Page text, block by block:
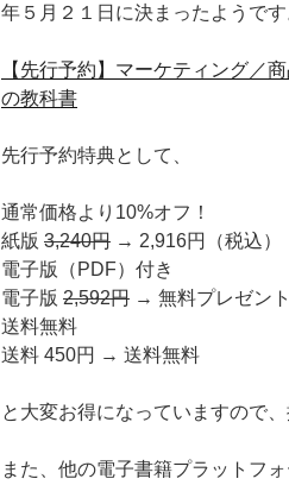
年５月２１日に決まったようです
【先行予約】マーケティング／
の教科書
先行予約特典として、
通常価格より10%オフ！
紙版 3,240円 → 2,916円（税込）
電子版（PDF）付き
電子版 2,592円 → 無料プレゼント
送料無料
送料 450円 → 送料無料
と大変お得になっていますので
また、他の電子書籍プラットフ